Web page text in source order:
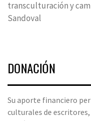
transculturación y
Sandoval
DONACIÓN
Su aporte financiero
culturales de